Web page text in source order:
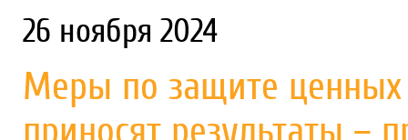
26 ноября 2024
Меры по защите